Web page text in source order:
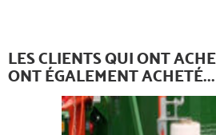
LES CLIENTS QUI ONT
ONT ÉGALEMENT ACHETÉ...